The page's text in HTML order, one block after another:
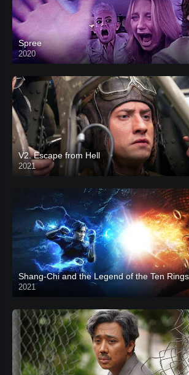
Spree
2020
V2. Escape from Hell
2021
2021
CAM